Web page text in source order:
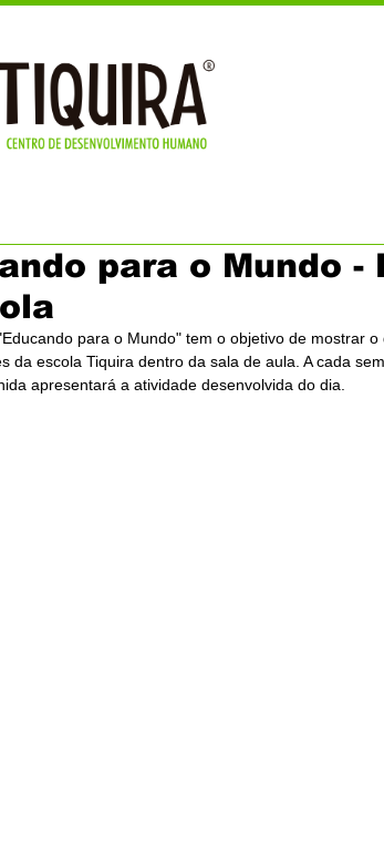
para o Mundo -
para o Mundo" tem o objetivo de mostrar
da escola Tiquira dentro da sala de aula. A cada
apresentará a atividade desenvolvida do dia.